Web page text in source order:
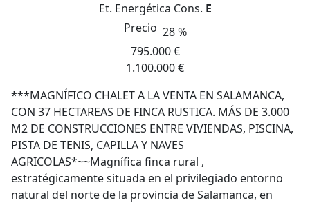
Et. Energética Cons. E
Precio 28 %
795.000 €
1.100.000 €
***MAGNÍFICO CHALET A LA VENTA EN SALAMANCA,
CON 37 HECTAREAS DE FINCA RUSTICA. MÁS DE 3.000
M2 DE CONSTRUCCIONES ENTRE VIVIENDAS, PISCINA,
PISTA DE TENIS, CAPILLA Y NAVES
AGRICOLAS*~~Magnífica finca rural ,
estratégicamente situada en el privilegiado entorno
natural del norte de la provincia de Salamanca, en